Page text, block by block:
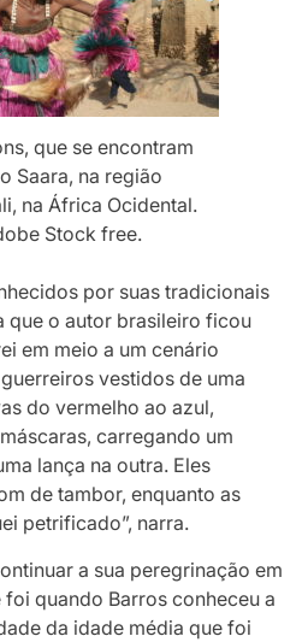
que se encontram
Saara, na região
na África Ocidental.
Stock free.
por suas tradicionais
que o autor brasileiro ficou
em meio a um cenário
vestidos de uma
do vermelho ao azul,
carregando um
lança na outra. Eles
de tambor, enquanto as
petrificado”, narra.
a sua peregrinação em
quando Barros conheceu a
da idade média que foi